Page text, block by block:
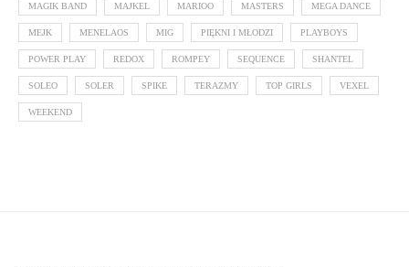
MAGIK BAND MAJKEL MARIOO MASTERS MEGA DANCE
MEJK MENELAOS MIG PIĘKNI I MŁODZI PLAYBOYS
POWER PLAY REDOX ROMPEY SEQUENCE SHANTEL
SOLEO SOLER SPIKE TERAZMY TOP GIRLS VEXEL
WEEKEND